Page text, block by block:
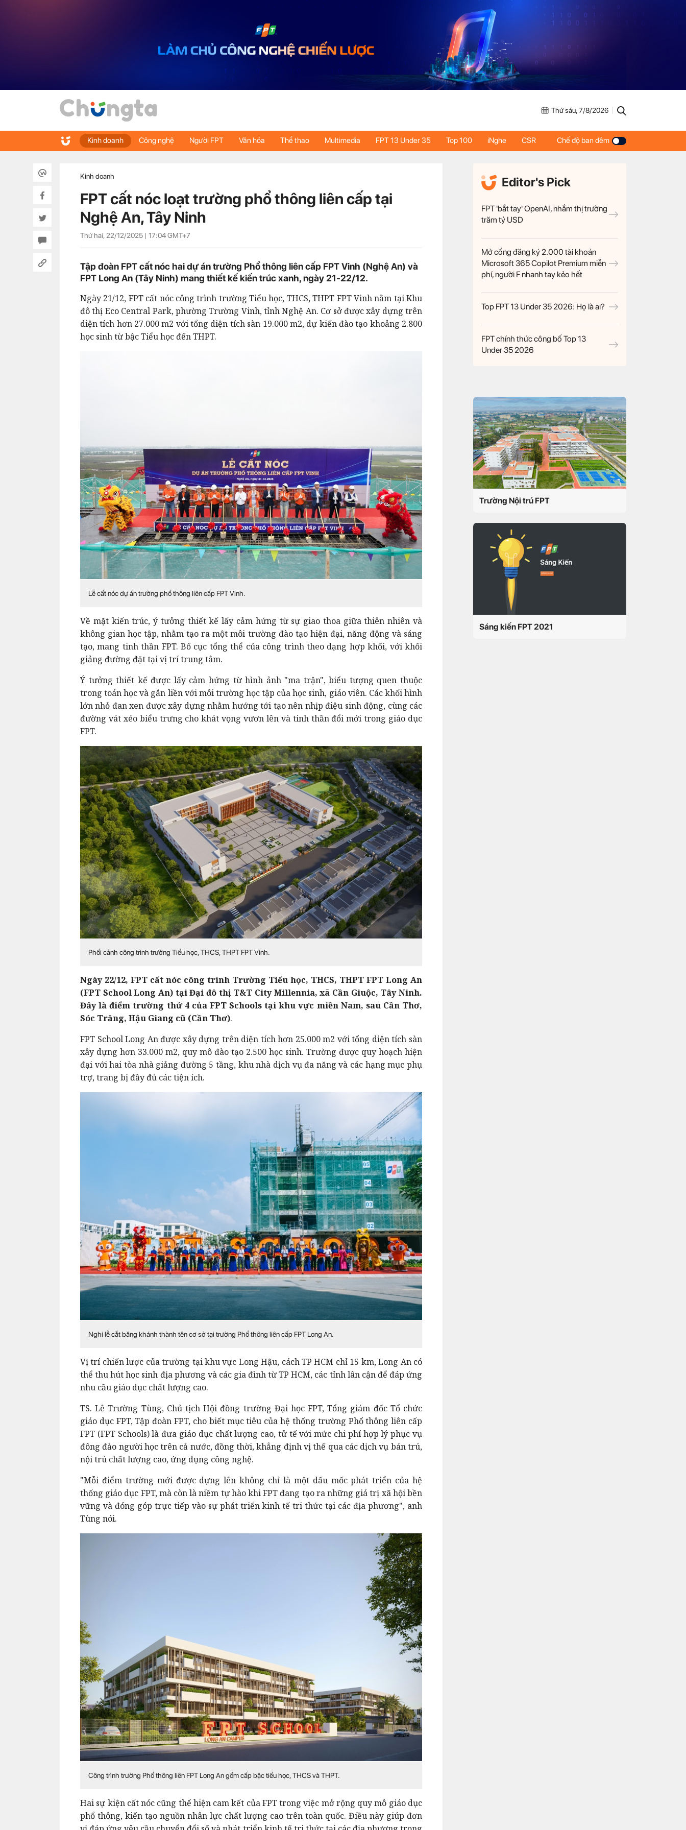
Thứ sáu, 7/8/2026
Kinh doanh Công nghệ Người FPT Văn hóa Thể thao Multimedia FPT 13 Under 35 Top 100 iNghe CSR Chế độ ban đêm
Kinh doanh
FPT cất nóc loạt trường phổ thông liên cấp tại
Nghệ An, Tây Ninh
Thứ hai, 22/12/2025 | 17:04GMT+7
Tập đoàn FPT cất nóc hai dự án trường Phổ thông liên cấp FPT Vinh (Nghệ An) và
FPT Long An (Tây Ninh) mang thiết kế kiến trúc xanh, ngày 21-22/12.
Ngày 21/12, FPT cất nóc công trình trường Tiểu học, THCS, THPT FPT Vinh nằm tại Khu
đô thị Eco Central Park, phường Trường Vinh, tỉnh Nghệ An. Cơ sở được xây dựng trên
diện tích hơn 27.000 m2 với tổng diện tích sàn 19.000 m2, dự kiến đào tạo khoảng 2.800
học sinh từ bậc Tiểu học đến THPT.
Lễ cất nóc dự án trường phổ thông liên cấp FPT Vinh.
Về mặt kiến trúc, ý tưởng thiết kế lấy cảm hứng từ sự giao thoa giữa thiên nhiên và
không gian học tập, nhằm tạo ra một môi trường đào tạo hiện đại, năng động và sáng
tạo, mang tinh thần FPT. Bố cục tổng thể của công trình theo dạng hợp khối, với khối
giảng đường đặt tại vị trí trung tâm.
Ý tưởng thiết kế được lấy cảm hứng từ hình ảnh "ma trận", biểu tượng quen thuộc
trong toán học và gắn liền với môi trường học tập của học sinh, giáo viên. Các khối hình
lớn nhỏ đan xen được xây dựng nhằm hướng tới tạo nên nhịp điệu sinh động, cùng các
đường vát xéo biểu trưng cho khát vọng vươn lên và tinh thần đổi mới trong giáo dục
FPT.
Phối cảnh công trình trường Tiểu học, THCS, THPT FPT Vinh.
Ngày 22/12, FPT cất nóc công trình Trường Tiểu học, THCS, THPT FPT Long An
(FPT School Long An) tại Đại đô thị T&T City Millennia, xã Cần Giuộc, Tây Ninh.
Đây là điểm trường thứ 4 của FPT Schools tại khu vực miền Nam, sau Cần Thơ,
Sóc Trăng, Hậu Giang cũ (Cần Thơ).
FPT School Long An được xây dựng trên diện tích hơn 25.000 m2 với tổng diện tích sàn
xây dựng hơn 33.000 m2, quy mô đào tạo 2.500 học sinh. Trường được quy hoạch hiện
đại với hai tòa nhà giảng đường 5 tầng, khu nhà dịch vụ đa năng và các hạng mục phụ
trợ, trang bị đầy đủ các tiện ích.
Nghi lễ cắt băng khánh thành tên cơ sở tại trường Phổ thông liên cấp FPT Long An.
Vị trí chiến lược của trường tại khu vực Long Hậu, cách TP HCM chỉ 15 km, Long An có
thể thu hút học sinh địa phương và các gia đình từ TP HCM, các tỉnh lân cận để đáp ứng
nhu cầu giáo dục chất lượng cao.
TS. Lê Trường Tùng, Chủ tịch Hội đồng trường Đại học FPT, Tổng giám đốc Tổ chức
giáo dục FPT, Tập đoàn FPT, cho biết mục tiêu của hệ thống trường Phổ thông liên cấp
FPT (FPT Schools) là đưa giáo dục chất lượng cao, tử tế với mức chi phí hợp lý phục vụ
đông đảo người học trên cả nước, đồng thời, khẳng định vị thế qua các dịch vụ bán trú,
nội trú chất lượng cao, ứng dụng công nghệ.
"Mỗi điểm trường mới được dựng lên không chỉ là một dấu mốc phát triển của hệ
thống giáo dục FPT, mà còn là niềm tự hào khi FPT đang tạo ra những giá trị xã hội bền
vững và đóng góp trực tiếp vào sự phát triển kinh tế tri thức tại các địa phương", anh
Tùng nói.
Công trình trường Phổ thông liên FPT Long An gồm cấp bậc tiểu học, THCS và THPT.
Hai sự kiện cất nóc cũng thể hiện cam kết của FPT trong việc mở rộng quy mô giáo dục
phổ thông, kiến tạo nguồn nhân lực chất lượng cao trên toàn quốc. Điều này giúp đơn
Editor's Pick
FPT 'bắt tay' OpenAI, nhắm thị trường
trăm tỷ USD
Mở cổng đăng ký 2.000 tài khoản
Microsoft 365 Copilot Premium miễn
phí, người F nhanh tay kẻo hết
Top FPT 13 Under 35 2026: Họ là ai?
FPT chính thức công bố Top 13
Under 35 2026
Trường Nội trú FPT
Sáng kiến FPT 2021